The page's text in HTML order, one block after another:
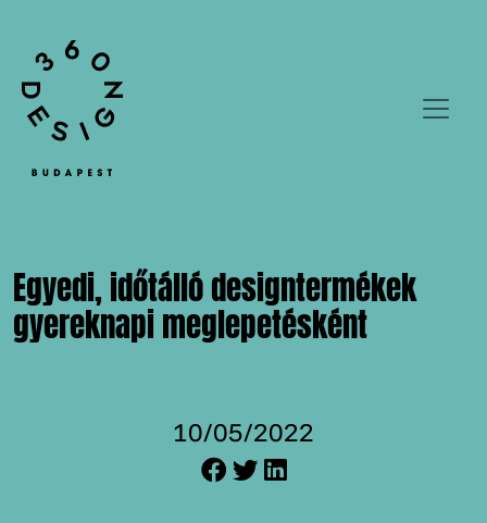
Egyedi, időtálló designtermékek
gyereknapi meglepetésként
10/05/2022